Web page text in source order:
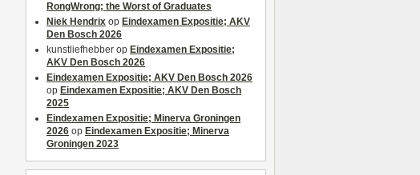
RongWrong; the Worst of Graduates
Niek Hendrix op Eindexamen Expositie; AKV
Den Bosch 2026
kunstliefhebber op Eindexamen Expositie;
AKV Den Bosch 2026
Eindexamen Expositie; AKV Den Bosch 2026
op Eindexamen Expositie; AKV Den Bosch
2025
Eindexamen Expositie; Minerva Groningen
2026 op Eindexamen Expositie; Minerva
Groningen 2023